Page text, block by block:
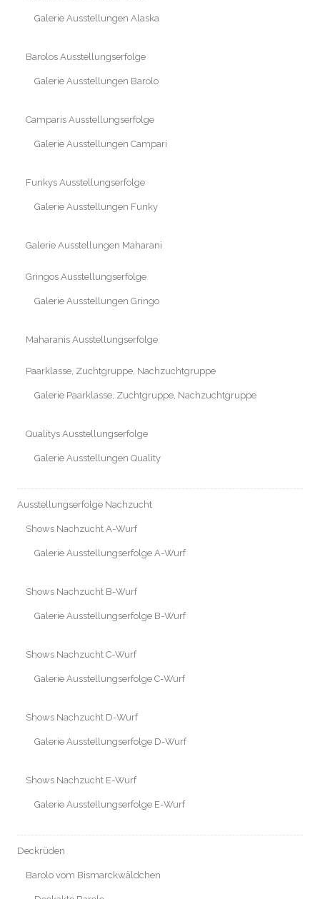
Galerie Ausstellungen Alaska
Barolos Ausstellungserfolge
Galerie Ausstellungen Barolo
Camparis Ausstellungserfolge
Galerie Ausstellungen Campari
Funkys Ausstellungserfolge
Galerie Ausstellungen Funky
Galerie Ausstellungen Maharani
Gringos Ausstellungserfolge
Galerie Ausstellungen Gringo
Maharanis Ausstellungserfolge
Paarklasse, Zuchtgruppe, Nachzuchtgruppe
Galerie Paarklasse, Zuchtgruppe, Nachzuchtgruppe
Qualitys Ausstellungserfolge
Galerie Ausstellungen Quality
Ausstellungserfolge Nachzucht
Shows Nachzucht A-Wurf
Galerie Ausstellungserfolge A-Wurf
Shows Nachzucht B-Wurf
Galerie Ausstellungserfolge B-Wurf
Shows Nachzucht C-Wurf
Galerie Ausstellungserfolge C-Wurf
Shows Nachzucht D-Wurf
Galerie Ausstellungserfolge D-Wurf
Shows Nachzucht E-Wurf
Galerie Ausstellungserfolge E-Wurf
Deckrüden
Barolo vom Bismarckwäldchen